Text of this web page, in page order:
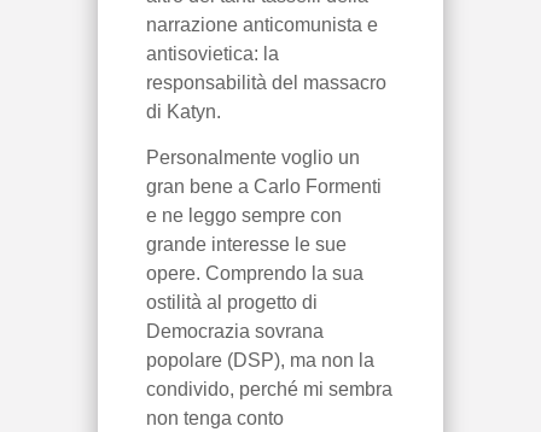
narrazione anticomunista e
antisovietica: la
responsabilità del massacro
di Katyn.
Personalmente voglio un
gran bene a Carlo Formenti
e ne leggo sempre con
grande interesse le sue
opere. Comprendo la sua
ostilità al progetto di
Democrazia sovrana
popolare (DSP), ma non la
condivido, perché mi sembra
non tenga conto